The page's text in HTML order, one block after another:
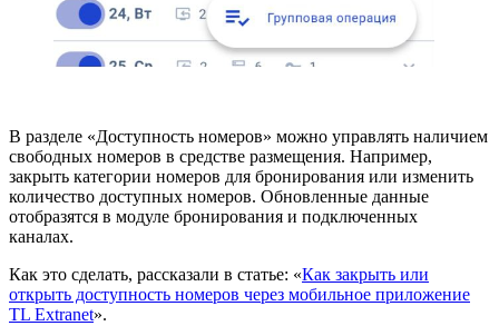
В разделе «Доступность номеров» можно управлять наличием
свободных номеров в средстве размещения. Например,
закрыть категории номеров для бронирования или изменить
количество доступных номеров. Обновленные данные
отобразятся в модуле бронирования и подключенных
каналах.
Как это сделать, рассказали в статье: «Как закрыть или
открыть доступность номеров через мобильное приложение
TL Extranet».